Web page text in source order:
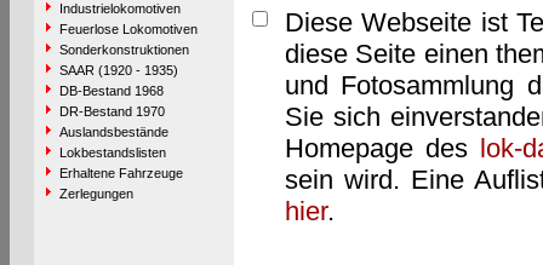
Industrielokomotiven
Feuerlose Lokomotiven
Sonderkonstruktionen
SAAR (1920 - 1935)
DB-Bestand 1968
DR-Bestand 1970
Auslandsbestände
Lokbestandslisten
Erhaltene Fahrzeuge
Zerlegungen
Diese Webseite ist
diese Seite einen
und Fotosammlung
Sie sich
Homepage des lok-
sein wird. Eine
hier.